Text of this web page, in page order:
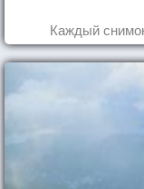
Каждый